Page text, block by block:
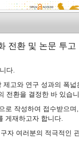
T
e
n
a
v
와 오레
전환 및 논문 투고
다.
고와 연구 성과의 폭넓
전환을 결정한 바 있습
로 작성하여 접수받으며,
게재하고자 합니다.
자 여러분의 적극적인